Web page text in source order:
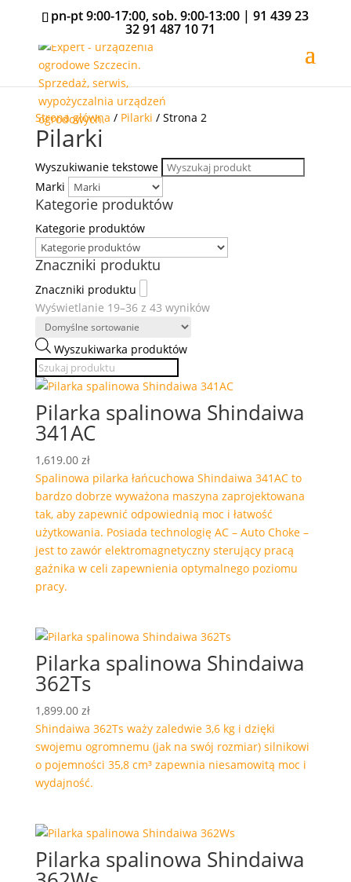
pn-pt 9:00-17:00, sob. 9:00-13:00 |91 439 23
3291 487 10 71
Strona główna / Pilarki / Strona 2
Pilarki
Wyszukiwanie tekstowe
Marki
Kategorie produktów
Kategorie produktów
Znaczniki produktu
Znaczniki produktu
Wyświetlanie 19–36 z 43 wyników
Wyszukiwarka produktów
Pilarka spalinowa Shindaiwa
341AC
1,619.00 zł
Spalinowa pilarka łańcuchowa Shindaiwa 341AC to
bardzo dobrze wyważona maszyna zaprojektowana
tak, aby zapewnić odpowiednią moc i łatwość
użytkowania. Posiada technologię AC – Auto Choke –
jest to zawór elektromagnetyczny sterujący pracą
gaźnika w celi zapewnienia optymalnego poziomu
pracy.
Pilarka spalinowa Shindaiwa
362Ts
1,899.00 zł
Shindaiwa 362Ts waży zaledwie 3,6 kg i dzięki
swojemu ogromnemu (jak na swój rozmiar) silnikowi
o pojemności 35,8 cm³ zapewnia niesamowitą moc i
wydajność.
Pilarka spalinowa Shindaiwa